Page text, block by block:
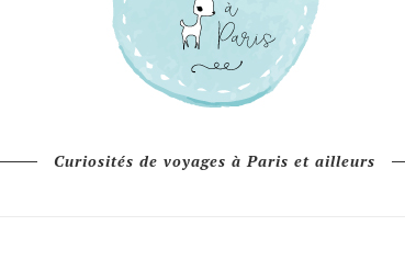
Curiosités de voyages à Paris et ailleurs